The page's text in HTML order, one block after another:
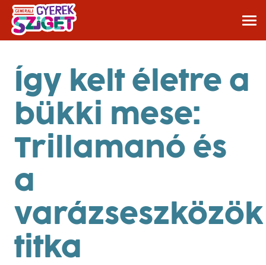
Így kelt életre a
bükki mese:
Trillamanó és
a
varázseszközök
titka